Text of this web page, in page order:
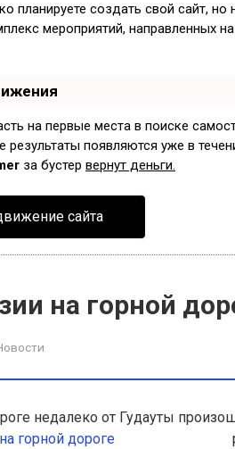
планируете создать свой сайт,
мероприятий, направленных
на первые места в поиске
результаты появляются уже в
за бустер вернут деньги.
сайта
на горной
недалеко от Гудауты